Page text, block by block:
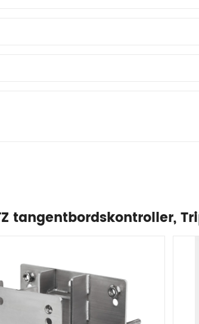
tangentbordskontroller,